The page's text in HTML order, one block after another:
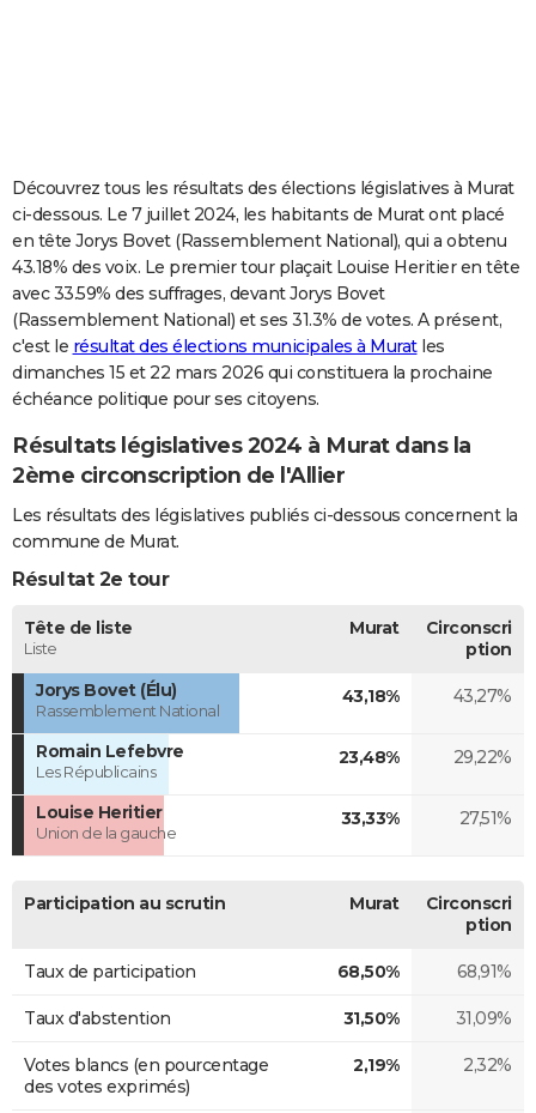
Carte de Noël
Carte Bonne année
Carte Saint-Valentin
Carte Pâques
Carte d'anniversaire
DICTIONNAIRE
Dictionnaire
Biographies
Citations
Expressions
Proverbes
PROGRAMME TV
COPAINS D'AVANT
S'inscrire
Se connecter
Lycées
Collèges
Primaires
Universités
Entreprises
Service militaire
Avis de recherche
AVIS DE DÉCÈS
Découvrez tous les résultats des élections législatives à Murat
ci-dessous. Le 7 juillet 2024, les habitants de Murat ont placé
en tête Jorys Bovet (Rassemblement National), qui a obtenu
43.18% des voix. Le premier tour plaçait Louise Heritier en tête
avec 33.59% des suffrages, devant Jorys Bovet
(Rassemblement National) et ses 31.3% de votes. A présent,
c'est le résultat des élections municipales à Muratles
dimanches 15 et 22 mars 2026 qui constituera la prochaine
échéance politique pour ses citoyens.
Résultats législatives 2024 à Murat dans la
2ème circonscription de l'Allier
Les résultats des législatives publiés ci-dessous concernent la
commune de Murat.
Résultat 2e tour
Tête de liste
Liste
Murat
Circonscri
ption
Jorys Bovet (Élu)
Rassemblement National
43,18% 43,27%
Romain Lefebvre
Les Républicains
23,48% 29,22%
Louise Heritier
Union de la gauche
33,33% 27,51%
Participation au scrutin Murat
Circonscri
ption
Taux de participation 68,50% 68,91%
Taux d'abstention 31,50% 31,09%
Votes blancs (en pourcentage
des votes exprimés)
2,19% 2,32%